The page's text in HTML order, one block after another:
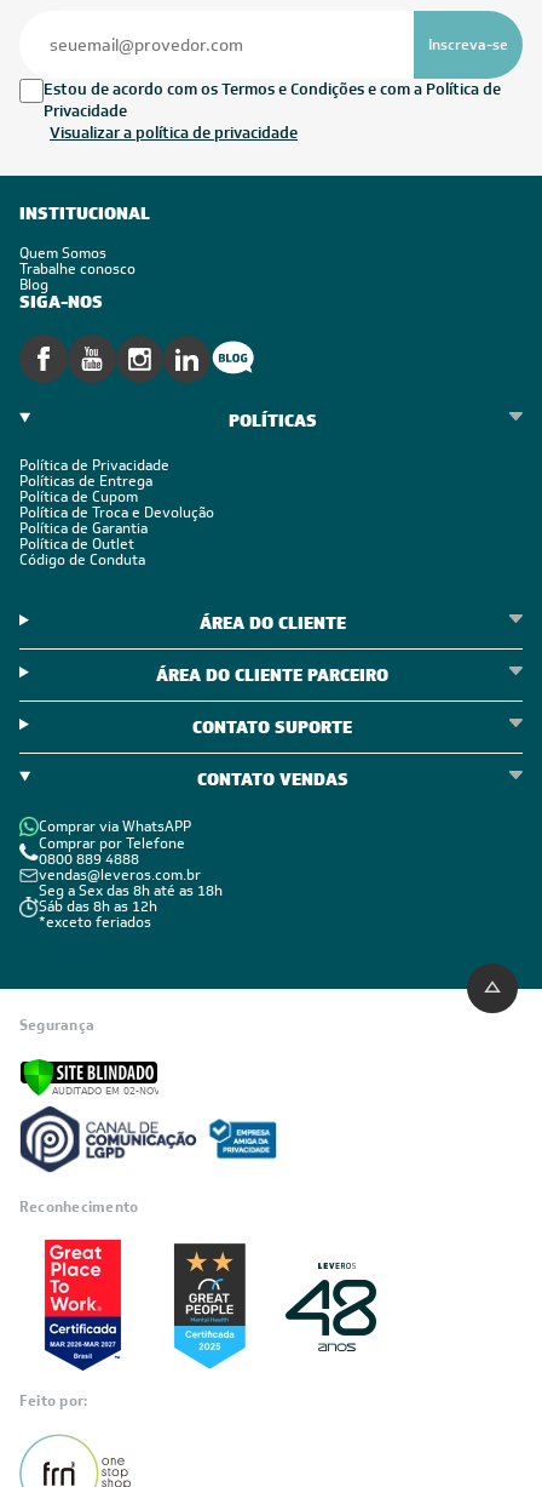
Inscreva-se
Estou de acordo com os Termos e Condições e com a Política de
Privacidade
Visualizar a política de privacidade
INSTITUCIONAL
Quem Somos
Trabalhe conosco
Blog
SIGA-NOS
POLÍTICAS
Política de Privacidade
Políticas de Entrega
Política de Cupom
Política de Troca e Devolução
Política de Garantia
Política de Outlet
Código de Conduta
ÁREA DO CLIENTE
ÁREA DO CLIENTE PARCEIRO
CONTATO SUPORTE
CONTATO VENDAS
Comprar via WhatsAPP
Comprar por Telefone
0800 889 4888
vendas@leveros.com.br
Seg a Sex das 8h até as 18h
Sáb das 8h as 12h
*exceto feriados
Segurança
Reconhecimento
Feito por: